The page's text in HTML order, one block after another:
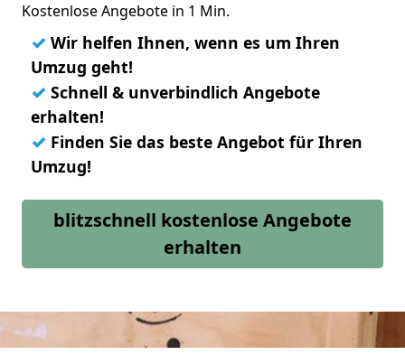
Kostenlose Angebote in 1 Min.
✓ Wir helfen Ihnen, wenn es um Ihren
Umzug geht!
✓ Schnell & unverbindlich Angebote
erhalten!
✓ Finden Sie das beste Angebot für Ihren
Umzug!
blitzschnell kostenlose Angebote
erhalten